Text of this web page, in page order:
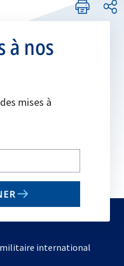
à nos
mises à
international